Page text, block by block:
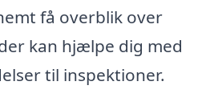
få overblik over
kan hjælpe dig med
til inspektioner.